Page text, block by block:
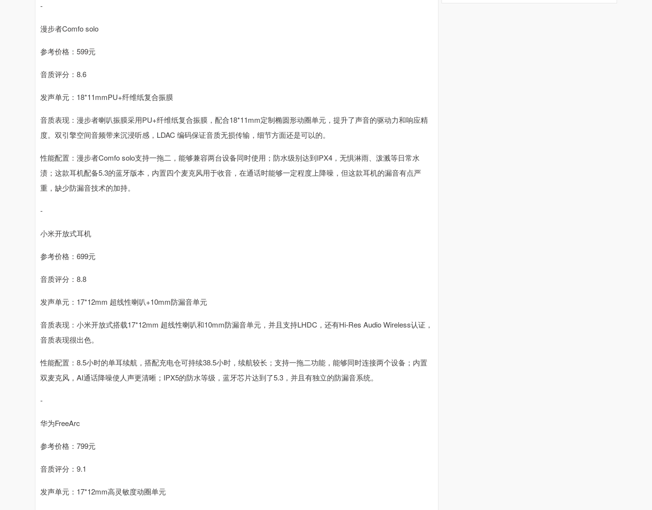
-
漫步者Comfo solo
参考价格：599元
音质评分：8.6
发声单元：18*11mmPU+纤维纸复合振膜
音质表现：漫步者喇叭振膜采用PU+纤维纸复合振膜，配合18*11mm定制椭圆形动圈单元，提升了声音的驱动力和响应精
度。双引擎空间音频带来沉浸听感，LDAC 编码保证音质无损传输，细节方面还是可以的。
性能配置：漫步者Comfo solo支持一拖二，能够兼容两台设备同时使用；防水级别达到IPX4，无惧淋雨、泼溅等日常水
渍；这款耳机配备5.3的蓝牙版本，内置四个麦克风用于收音，在通话时能够一定程度上降噪，但这款耳机的漏音有点严
重，缺少防漏音技术的加持。
-
小米开放式耳机
参考价格：699元
音质评分：8.8
发声单元：17*12mm 超线性喇叭+10mm防漏音单元
音质表现：小米开放式搭载17*12mm 超线性喇叭和10mm防漏音单元，并且支持LHDC，还有Hi-Res Audio Wireless认证，
音质表现很出色。
性能配置：8.5小时的单耳续航，搭配充电仓可持续38.5小时，续航较长；支持一拖二功能，能够同时连接两个设备；内置
双麦克风，AI通话降噪使人声更清晰；IPX5的防水等级，蓝牙芯片达到了5.3，并且有独立的防漏音系统。
-
华为FreeArc
参考价格：799元
音质评分：9.1
发声单元：17*12mm高灵敏度动圈单元